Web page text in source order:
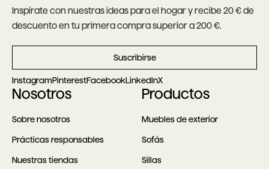
Inspírate con nuestras ideas para el hogar y recibe 20 € de
descuento en tu primera compra superior a 200 €.
Suscribirse
InstagramPinterestFacebookLinkedInX
Nosotros
Sobre nosotros
Prácticas responsables
Nuestras tiendas
Productos
Muebles de exterior
Sofás
Sillas